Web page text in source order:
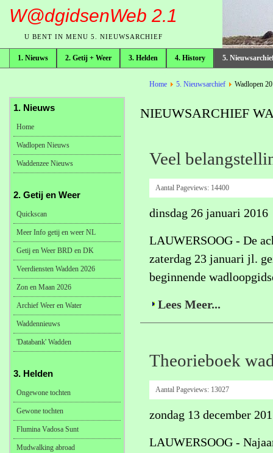
W@dgidsenWeb 2.1
U BENT IN MENU 5. NIEUWSARCHIEF
1. Nieuws 2. Getij + Weer 3. Helden 4. History 5.
broodkruimelpad
Home 5. Nieuwsarchief Wadlopen
NIEUWSARCHIEF
Veel
Aantal Pageviews: 14400
dinsdag 26 januari 2016
LAUWERSOOG - De
zaterdag 23 januari jl.
beginnende
Lees Meer...
Theorieboek
Aantal Pageviews: 13027
zondag 13 december
LAUWERSOOG -
1. Nieuws
Home
Wadlopen Nieuws
Waddenzee Nieuws
2. Getij en Weer
Quickscan
Meer Info getij en weer NL
Getij en Weer BRD en DK
Veerdiensten Wadden 2026
Zon en Maan 2026
Archief Weer en Water
Waddennieuws
'Databank' Wadden
3. Helden
Ongewone tochten
Gewone tochten
Flumina Vadosa Sunt
Mudwalking abroad